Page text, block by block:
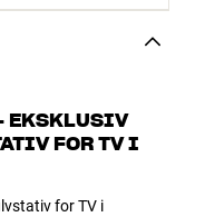
EKSKLUSIV
FOR TV I
for TV i